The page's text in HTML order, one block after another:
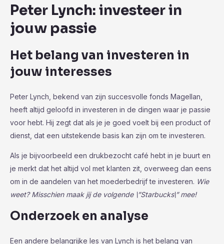
Peter Lynch: investeer in
jouw passie
Het belang van investeren in
jouw interesses
Peter Lynch, bekend van zijn succesvolle fonds Magellan,
heeft altijd geloofd in investeren in de dingen waar je passie
voor hebt. Hij zegt dat als je je goed voelt bij een product of
dienst, dat een uitstekende basis kan zijn om te investeren.
Als je bijvoorbeeld een drukbezocht café hebt in je buurt en
je merkt dat het altijd vol met klanten zit, overweeg dan eens
om in de aandelen van het moederbedrijf te investeren. Wie
weet? Misschien maak jij de volgende \”Starbucks\” mee!
Onderzoek en analyse
Een andere belangrijke les van Lynch is het belang van